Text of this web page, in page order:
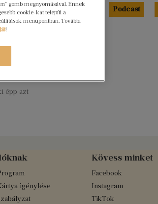
HÍREK Libri Portré Podcast
épp azt
igénylése
Kövess minket
Facebook
Instagram
TikTok
gomb megnyomásával. Ennek
cookie-kat telepíti a
menüpontban. További
!